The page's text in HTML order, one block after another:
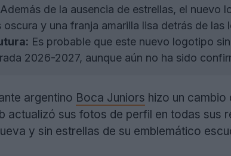
Además de la ausencia de estrellas, el nuevo
y una franja amarilla lisa detrás de las
Es probable que este nuevo logotipo
2026-2027, aunque aún no ha sido
argentino Boca Juniors hizo un
actualizó sus fotos de perfil en todas
y sin estrellas de su emblemático